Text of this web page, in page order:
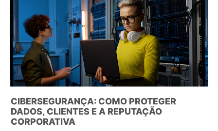
CIBERSEGURANÇA: COMO PROTEGER
DADOS, CLIENTES E A REPUTAÇÃO
CORPORATIVA